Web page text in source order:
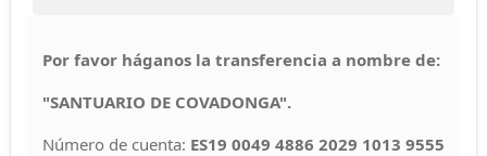
Por favor háganos la transferencia a nombre de:
"SANTUARIO DE COVADONGA".
Número de cuenta: ES19 0049 4886 2029 1013 9555